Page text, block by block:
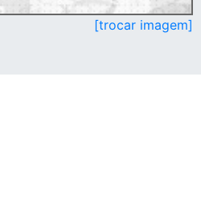
[trocar imagem]